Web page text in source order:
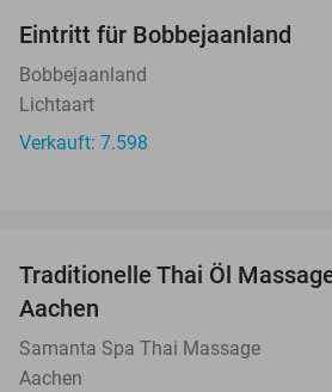
Eintritt für Bobbejaanland
Bobbejaanland
Lichtaart
Verkauft: 7.598
Traditionelle Thai Öl
Aachen
Samanta Spa Thai Massage
Aachen